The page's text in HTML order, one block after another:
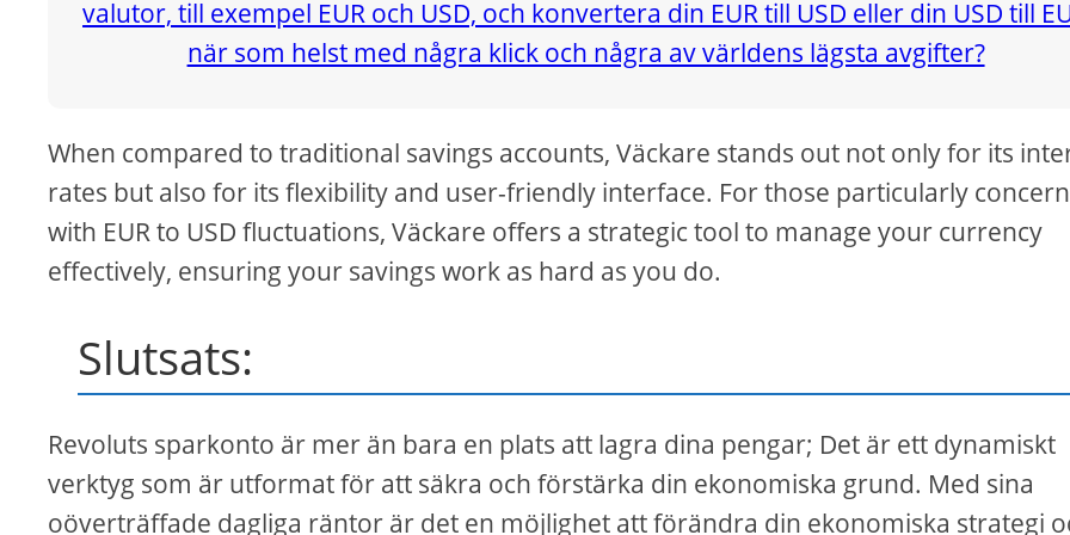
When compared to traditional savings accounts, Väckare stands out not only for its
rates but also for its flexibility and user-friendly interface. For those particularly
with EUR to USD fluctuations, Väckare offers a strategic tool to manage your currency
effectively, ensuring your savings work as hard as you do.
Slutsats:
Revoluts sparkonto är mer än bara en plats att lagra dina pengar; Det är ett dynamiskt
verktyg som är utformat för att säkra och förstärka din ekonomiska grund. Med sina
oöverträffade dagliga räntor är det en möjlighet att förändra din ekonomiska strategi